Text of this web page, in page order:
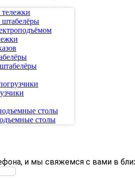
тележки
штабелёры
столы
столы
и мы свяжемся с вами в